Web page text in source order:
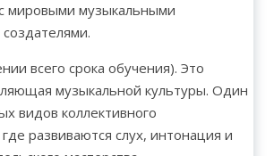
мировыми музыкальными
всего срока обучения). Это
музыкальной культуры. Один
видов коллективного
развиваются слух, интонация и